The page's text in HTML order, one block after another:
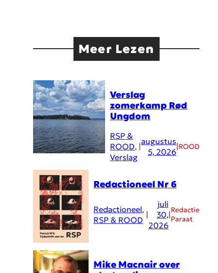
Meer Lezen
Verslag
zomerkamp Rød
Ungdom
RSP &
ROOD
Verslag
augustus
5, 2026
ROOD
Redactioneel Nr 6
Redactioneel
RSP & ROOD
juli
30,
2026
Redactie
Paraat
Mike Macnair over